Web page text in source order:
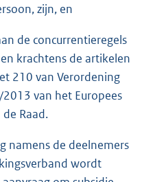
zijn, en
de concurrentieregels
krachtens de artikelen
210 van Verordening
van het Europees
Raad.
namens de deelnemers
wordt